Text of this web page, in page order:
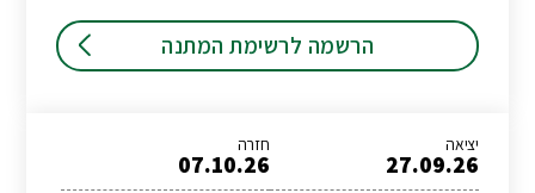
הרשמה לרשימת המתנה
יציאה
27.09.26
חזרה
07.10.26